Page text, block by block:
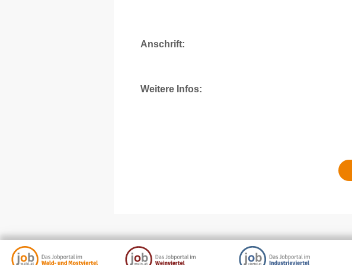
Anschrift:
Weitere Infos: